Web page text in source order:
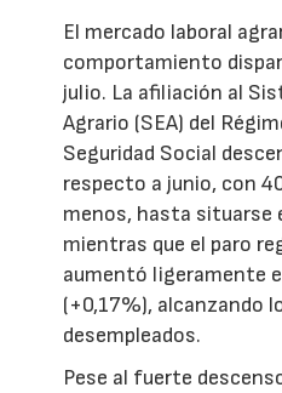
El mercado laboral
comportamiento
julio. La afiliación al
Agrario (SEA) del
Seguridad Social
respecto a junio, con
menos, hasta situarse
mientras que el paro
aumentó ligeramente
(+0,17%), alcanzando
desempleados.
Pese al fuerte